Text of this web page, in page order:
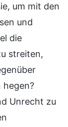
um mit den
und
die
streiten,
hegen?
Unrecht zu